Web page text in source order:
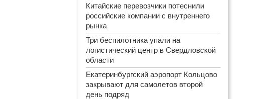
Китайские перевозчики потеснили
российские компании с внутреннего
рынка
Три беспилотника упали на
логистический центр в Свердловской
области
Екатеринбургский аэропорт Кольцово
закрывают для самолетов второй
день подряд